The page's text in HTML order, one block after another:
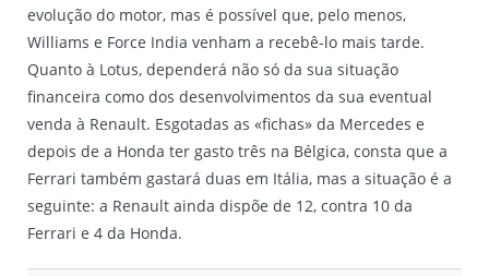
evolução do motor, mas é possível que, pelo menos,
Williams e Force India venham a recebê-lo mais tarde.
Quanto à Lotus, dependerá não só da sua situação
financeira como dos desenvolvimentos da sua eventual
venda à Renault. Esgotadas as «fichas» da Mercedes e
depois de a Honda ter gasto três na Bélgica, consta que a
Ferrari também gastará duas em Itália, mas a situação é a
seguinte: a Renault ainda dispõe de 12, contra 10 da
Ferrari e 4 da Honda.